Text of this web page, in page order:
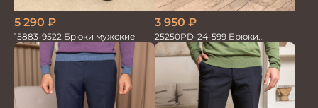
5 290 ₽
15883-9522 Брюки мужские
3 950 ₽
25250PD-24-599 Брюки
мужские